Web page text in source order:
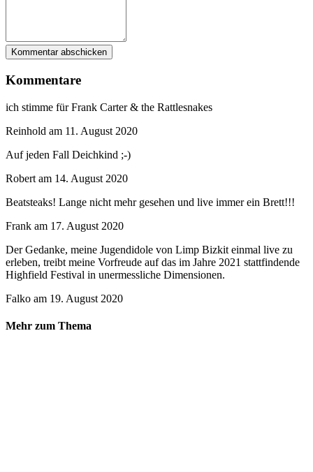
Kommentare
ich stimme für Frank Carter & the Rattlesnakes
Reinhold am 11. August 2020
Auf jeden Fall Deichkind ;-)
Robert am 14. August 2020
Beatsteaks! Lange nicht mehr gesehen und live immer ein Brett!!!
Frank am 17. August 2020
Der Gedanke, meine Jugendidole von Limp Bizkit einmal live zu
erleben, treibt meine Vorfreude auf das im Jahre 2021 stattfindende
Highfield Festival in unermessliche Dimensionen.
Falko am 19. August 2020
Mehr zum Thema